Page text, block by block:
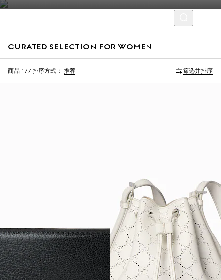
CURATED SELECTION FOR WOMEN
商品 177 排序方式： 推荐 筛选并排序